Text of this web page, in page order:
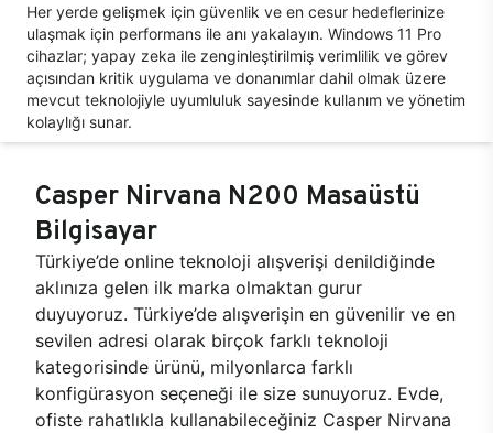
Her yerde gelişmek için güvenlik ve en cesur hedeflerinize
ulaşmak için performans ile anı yakalayın. Windows 11 Pro
cihazlar; yapay zeka ile zenginleştirilmiş verimlilik ve görev
açısından kritik uygulama ve donanımlar dahil olmak üzere
mevcut teknolojiyle uyumluluk sayesinde kullanım ve yönetim
kolaylığı sunar.
Casper Nirvana N200 Masaüstü
Bilgisayar
Türkiye’de online teknoloji alışverişi denildiğinde
aklınıza gelen ilk marka olmaktan gurur
duyuyoruz. Türkiye’de alışverişin en güvenilir ve en
sevilen adresi olarak birçok farklı teknoloji
kategorisinde ürünü, milyonlarca farklı
konfigürasyon seçeneği ile size sunuyoruz. Evde,
ofiste rahatlıkla kullanabileceğiniz Casper Nirvana